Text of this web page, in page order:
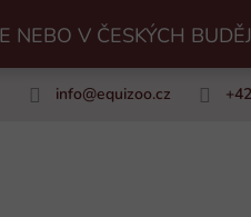
NEBO V ČESKÝCH
info@equizoo.cz